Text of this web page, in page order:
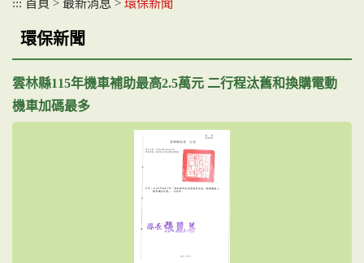
::: 首頁 > 最新消息 > 環保新聞
環保新聞
雲林縣115年機車補助最高2.5萬元 二行程汰舊和換購電動
機車加碼最多